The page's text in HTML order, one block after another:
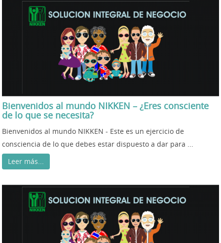
Bienvenidos al mundo NIKKEN – ¿Eres consciente
de lo que se necesita?
Bienvenidos al mundo NIKKEN - Este es un ejercicio de
consciencia de lo que debes estar dispuesto a dar para ...
Leer más...